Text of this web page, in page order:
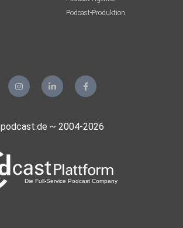
Podcast-Produktion
podcast.de ~ 2004-2026